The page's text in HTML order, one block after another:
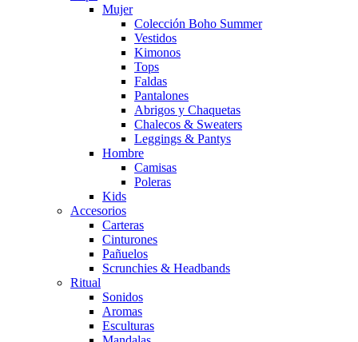
Mujer
Colección Boho Summer
Vestidos
Kimonos
Tops
Faldas
Pantalones
Abrigos y Chaquetas
Chalecos & Sweaters
Leggings & Pantys
Hombre
Camisas
Poleras
Kids
Accesorios
Carteras
Cinturones
Pañuelos
Scrunchies & Headbands
Ritual
Sonidos
Aromas
Esculturas